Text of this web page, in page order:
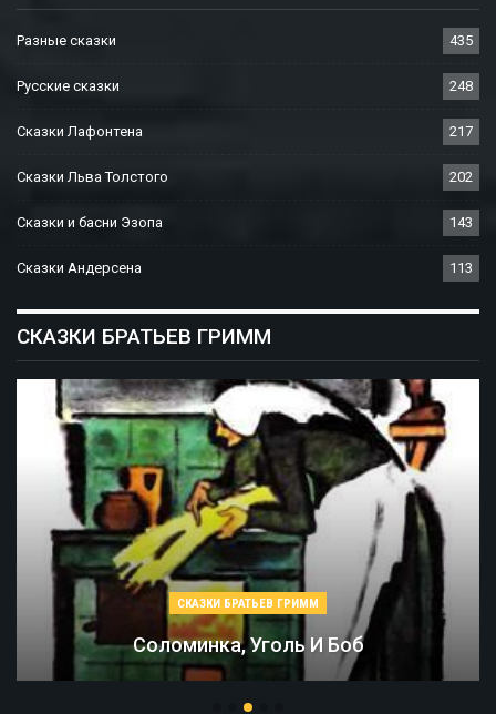
Разные сказки 435
Русские сказки 248
Сказки Лафонтена 217
Сказки Льва Толстого 202
Сказки и басни Эзопа 143
Сказки Андерсена 113
СКАЗКИ БРАТЬЕВ ГРИММ
СКАЗКИ БРАТЬЕВ ГРИММ
Соломинка, Уголь И Боб